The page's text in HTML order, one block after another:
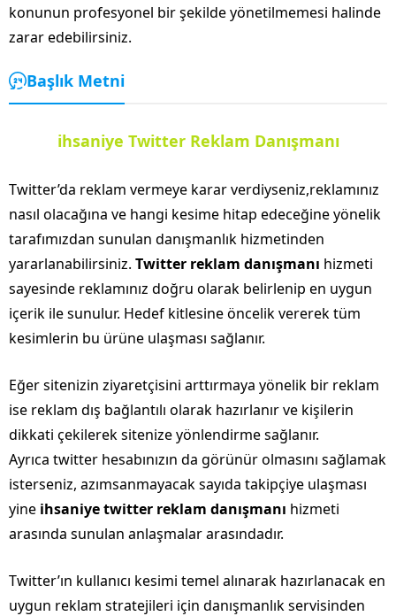
konunun profesyonel bir şekilde yönetilmemesi halinde
zarar edebilirsiniz.
Başlık Metni
ihsaniye Twitter Reklam Danışmanı
Twitter’da reklam vermeye karar verdiyseniz,reklamınız
nasıl olacağına ve hangi kesime hitap edeceğine yönelik
tarafımızdan sunulan danışmanlık hizmetinden
yararlanabilirsiniz. Twitter reklam danışmanı hizmeti
sayesinde reklamınız doğru olarak belirlenip en uygun
içerik ile sunulur. Hedef kitlesine öncelik vererek tüm
kesimlerin bu ürüne ulaşması sağlanır.
Eğer sitenizin ziyaretçisini arttırmaya yönelik bir reklam
ise reklam dış bağlantılı olarak hazırlanır ve kişilerin
dikkati çekilerek sitenize yönlendirme sağlanır.
Ayrıca twitter hesabınızın da görünür olmasını sağlamak
isterseniz, azımsanmayacak sayıda takipçiye ulaşması
yine ihsaniye twitter reklam danışmanı hizmeti
arasında sunulan anlaşmalar arasındadır.
Twitter’ın kullanıcı kesimi temel alınarak hazırlanacak en
uygun reklam stratejileri için danışmanlık servisinden